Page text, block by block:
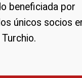
beneficiada por
únicos socios